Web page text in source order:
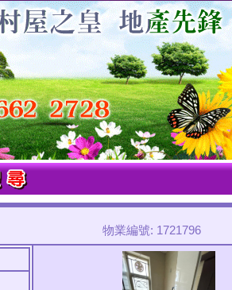
物業編號: 1721796